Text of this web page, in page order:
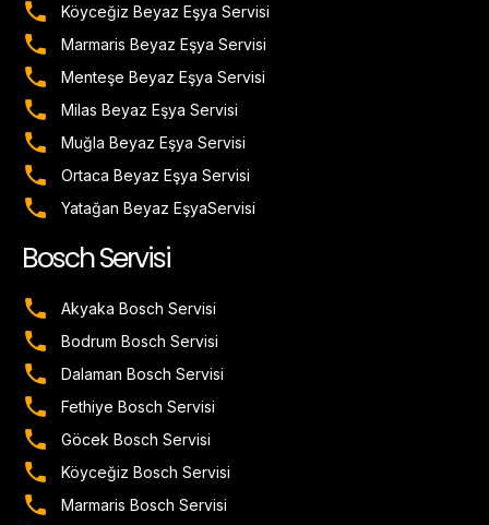
Köyceğiz Beyaz Eşya Servisi
Marmaris Beyaz Eşya Servisi
Menteşe Beyaz Eşya Servisi
Milas Beyaz Eşya Servisi
Muğla Beyaz Eşya Servisi
Ortaca Beyaz Eşya Servisi
Yatağan Beyaz EşyaServisi
Bosch Servisi
Akyaka Bosch Servisi
Bodrum Bosch Servisi
Dalaman Bosch Servisi
Fethiye Bosch Servisi
Göcek Bosch Servisi
Köyceğiz Bosch Servisi
Marmaris Bosch Servisi